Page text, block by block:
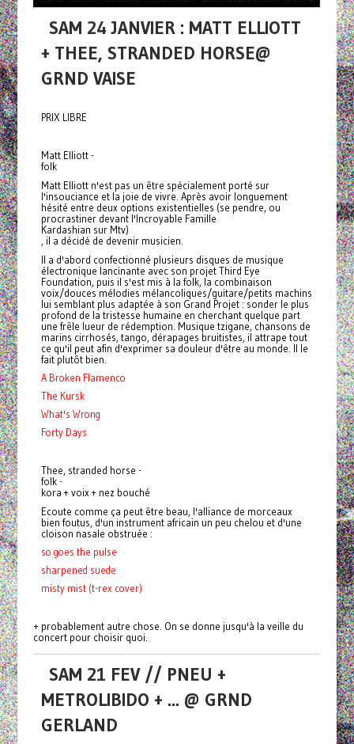
SAM 24 JANVIER : MATT ELLIOTT
+ THEE, STRANDED HORSE@
GRND VAISE
PRIX LIBRE
Matt Elliott -
folk
Matt Elliott n'est pas un être spécialement porté sur
l'insouciance et la joie de vivre. Après avoir longuement
hésité entre deux options existentielles (se pendre, ou
procrastiner devant l'Incroyable Famille
Kardashian sur Mtv)
, il a décidé de devenir musicien.
Il a d'abord confectionné plusieurs disques de musique
électronique lancinante avec son projet Third Eye
Foundation, puis il s'est mis à la folk, la combinaison
voix/douces mélodies mélancoliques/guitare/petits machins
lui semblant plus adaptée à son Grand Projet : sonder le plus
profond de la tristesse humaine en cherchant quelque part
une frêle lueur de rédemption. Musique tzigane, chansons de
marins cirrhosés, tango, dérapages bruitistes, il attrape tout
ce qu'il peut afin d'exprimer sa douleur d'être au monde. Il le
fait plutôt bien.
A Broken Flamenco
The Kursk
What's Wrong
Forty Days
Thee, stranded horse -
folk -
kora + voix + nez bouché
Ecoute comme ça peut être beau, l'alliance de morceaux
bien foutus, d'un instrument africain un peu chelou et d'une
cloison nasale obstruée :
so goes the pulse
sharpened suede
misty mist (t-rex cover)
+ probablement autre chose. On se donne jusqu'à la veille du
concert pour choisir quoi.
SAM 21 FEV // PNEU +
METROLIBIDO + ... @ GRND
GERLAND